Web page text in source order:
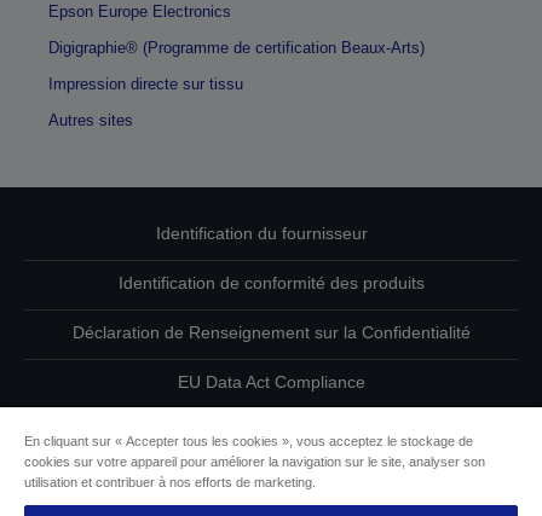
Epson Europe Electronics
Digigraphie® (Programme de certification Beaux-Arts)
Impression directe sur tissu
Autres sites
Identification du fournisseur
Identification de conformité des produits
Déclaration de Renseignement sur la Confidentialité
EU Data Act Compliance
Informations sur les cookies
En cliquant sur « Accepter tous les cookies », vous acceptez le stockage de
cookies sur votre appareil pour améliorer la navigation sur le site, analyser son
utilisation et contribuer à nos efforts de marketing.